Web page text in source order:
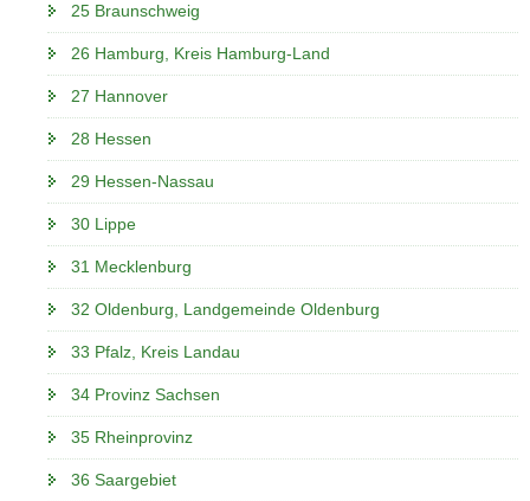
25 Braunschweig
26 Hamburg, Kreis Hamburg-Land
27 Hannover
28 Hessen
29 Hessen-Nassau
30 Lippe
31 Mecklenburg
32 Oldenburg, Landgemeinde Oldenburg
33 Pfalz, Kreis Landau
34 Provinz Sachsen
35 Rheinprovinz
36 Saargebiet